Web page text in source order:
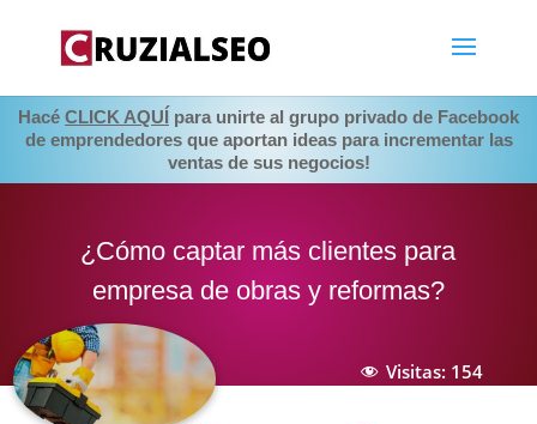
Hacé CLICK AQUÍ para unirte al grupo privado de Facebook
de emprendedores que aportan ideas para incrementar las
ventas de sus negocios!
¿Cómo captar más clientes para
empresa de obras y reformas?
Visitas: 154